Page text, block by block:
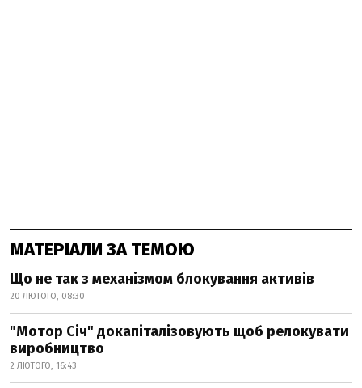
МАТЕРІАЛИ ЗА ТЕМОЮ
Що не так з механізмом блокування активів
20 ЛЮТОГО, 08:30
"Мотор Січ" докапіталізовують щоб релокувати
виробництво
2 ЛЮТОГО, 16:43